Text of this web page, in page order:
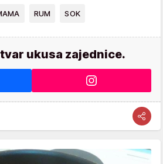
RUM SOK
ukusa zajednice.